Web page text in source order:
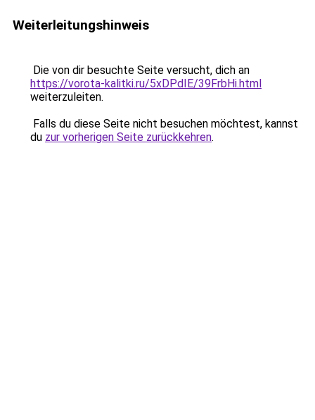
Weiterleitungshinweis
Die von dir besuchte Seite versucht, dich an
https://vorota-kalitki.ru/5xDPdIE/39FrbHi.html
weiterzuleiten.
Falls du diese Seite nicht besuchen möchtest, kannst
du zur vorherigen Seite zurückkehren.